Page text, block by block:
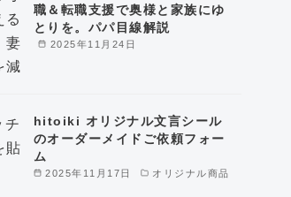
2025年11月24日
職＆転職支援で奥様と家族にゆ
とりを。パパ目線解説
2025年11月17日 オリジナル商品
hitoiki オリジナル文言シール
のオーダーメイドご依頼フォー
ム